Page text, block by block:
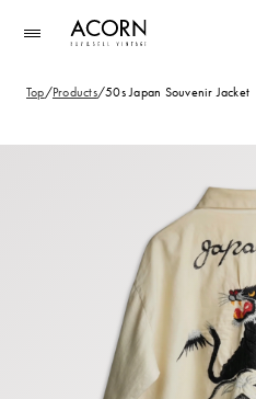
ンツに
Top/Products/50s Japan Souvenir Jacket